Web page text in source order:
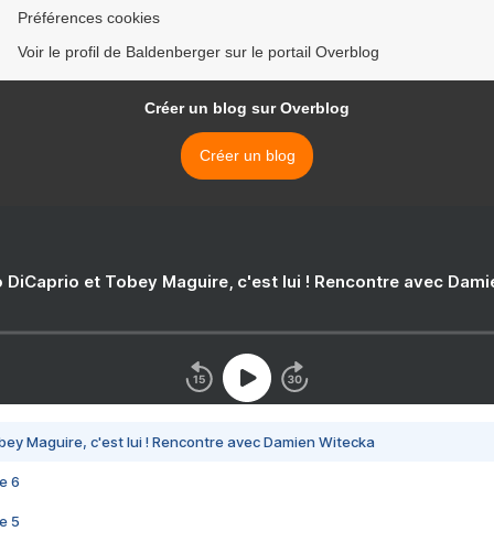
Préférences cookies
Voir le profil de Baldenberger sur le portail Overblog
Créer un blog sur Overblog
Créer un blog
DiCaprio et Tobey Maguire, c'est lui ! Rencontre avec
Maguire, c'est lui ! Rencontre avec Damien Witecka
6
5